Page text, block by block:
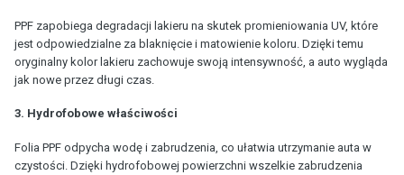
PPF zapobiega degradacji lakieru na skutek promieniowania UV, które
jest odpowiedzialne za blaknięcie i matowienie koloru. Dzięki temu
oryginalny kolor lakieru zachowuje swoją intensywność, a auto wygląda
jak nowe przez długi czas.
3. Hydrofobowe właściwości
Folia PPF odpycha wodę i zabrudzenia, co ułatwia utrzymanie auta w
czystości. Dzięki hydrofobowej powierzchni wszelkie zabrudzenia